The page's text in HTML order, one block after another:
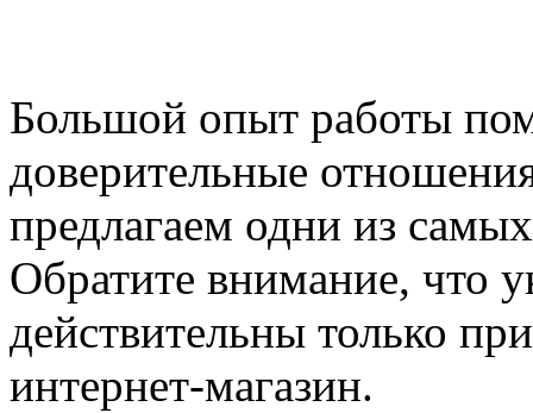
Большой опыт работы
доверительные
предлагаем одни из
Обратите внимание, что
действительны только
интернет-магазин.